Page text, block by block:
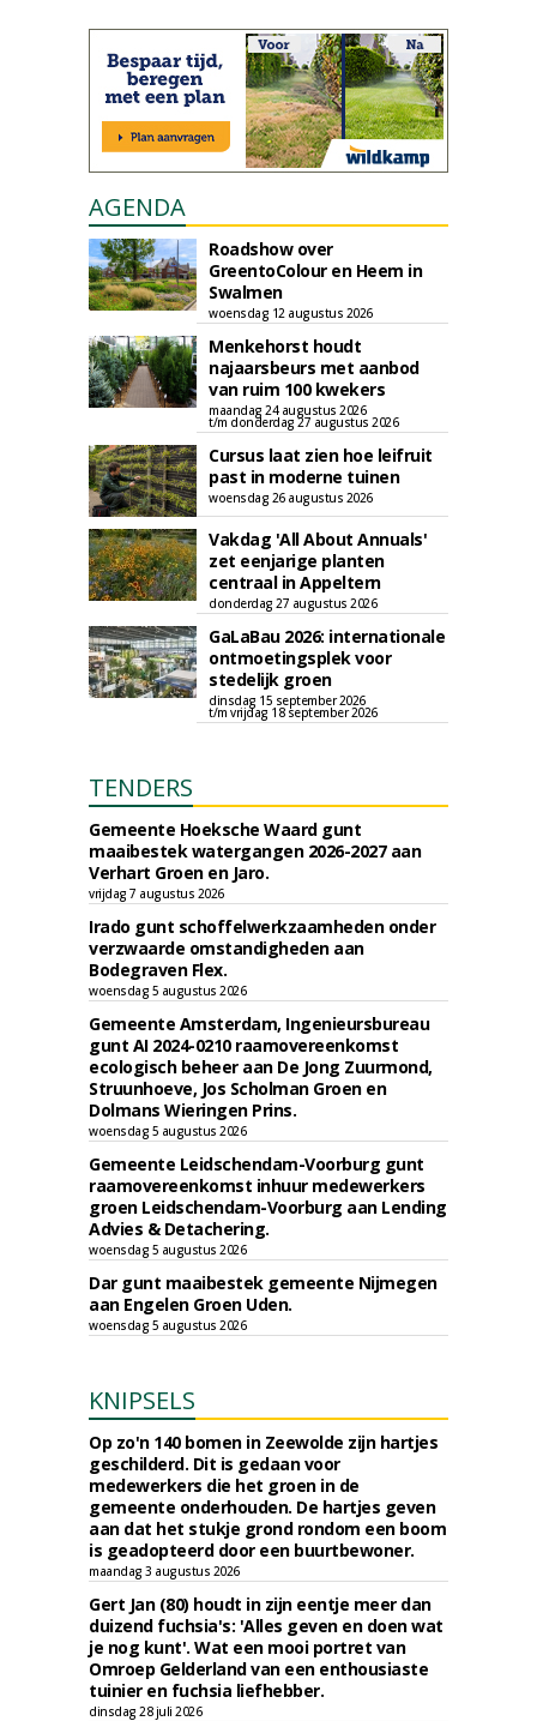
AGENDA
Roadshow over
GreentoColour en Heem in
Swalmen
woensdag 12 augustus 2026
Menkehorst houdt
najaarsbeurs met aanbod
van ruim 100 kwekers
maandag 24 augustus 2026
t/m donderdag 27 augustus 2026
Cursus laat zien hoe leifruit
past in moderne tuinen
woensdag 26 augustus 2026
Vakdag 'All About Annuals'
zet eenjarige planten
centraal in Appeltern
donderdag 27 augustus 2026
GaLaBau 2026: internationale
ontmoetingsplek voor
stedelijk groen
dinsdag 15 september 2026
t/m vrijdag 18 september 2026
TENDERS
Gemeente Hoeksche Waard gunt
maaibestek watergangen 2026-2027 aan
Verhart Groen en Jaro.
vrijdag 7 augustus 2026
Irado gunt schoffelwerkzaamheden onder
verzwaarde omstandigheden aan
Bodegraven Flex.
woensdag 5 augustus 2026
Gemeente Amsterdam, Ingenieursbureau
gunt AI 2024-0210 raamovereenkomst
ecologisch beheer aan De Jong Zuurmond,
Struunhoeve, Jos Scholman Groen en
Dolmans Wieringen Prins.
woensdag 5 augustus 2026
Gemeente Leidschendam-Voorburg gunt
raamovereenkomst inhuur medewerkers
groen Leidschendam-Voorburg aan Lending
Advies & Detachering.
woensdag 5 augustus 2026
Dar gunt maaibestek gemeente Nijmegen
aan Engelen Groen Uden.
woensdag 5 augustus 2026
KNIPSELS
Op zo'n 140 bomen in Zeewolde zijn hartjes
geschilderd. Dit is gedaan voor
medewerkers die het groen in de
gemeente onderhouden. De hartjes geven
aan dat het stukje grond rondom een boom
is geadopteerd door een buurtbewoner.
maandag 3 augustus 2026
Gert Jan (80) houdt in zijn eentje meer dan
duizend fuchsia's: 'Alles geven en doen wat
je nog kunt'. Wat een mooi portret van
Omroep Gelderland van een enthousiaste
tuinier en fuchsia liefhebber.
dinsdag 28 juli 2026